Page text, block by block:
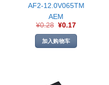
AF2-12.0V065TM
AEM
¥0.28 ¥0.17
加入购物车